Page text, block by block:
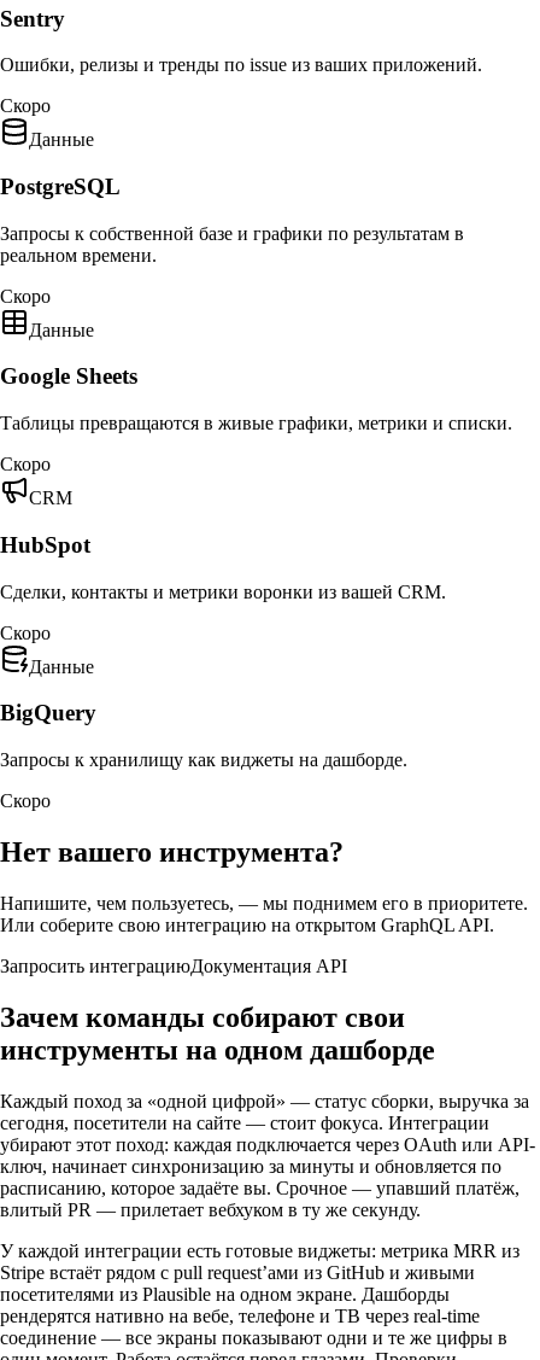
Sentry
Ошибки, релизы и тренды по issue из ваших приложений.
Скоро
Данные
PostgreSQL
Запросы к собственной базе и графики по результатам в
реальном времени.
Скоро
Данные
Google Sheets
Таблицы превращаются в живые графики, метрики и списки.
Скоро
CRM
HubSpot
Сделки, контакты и метрики воронки из вашей CRM.
Скоро
Данные
BigQuery
Запросы к хранилищу как виджеты на дашборде.
Скоро
Нет вашего инструмента?
Напишите, чем пользуетесь, — мы поднимем его в приоритете.
Или соберите свою интеграцию на открытом GraphQL API.
Запросить интеграциюДокументация API
Зачем команды собирают свои
инструменты на одном дашборде
Каждый поход за «одной цифрой» — статус сборки, выручка за
сегодня, посетители на сайте — стоит фокуса. Интеграции
убирают этот поход: каждая подключается через OAuth или API-
ключ, начинает синхронизацию за минуты и обновляется по
расписанию, которое задаёте вы. Срочное — упавший платёж,
влитый PR — прилетает вебхуком в ту же секунду.
У каждой интеграции есть готовые виджеты: метрика MRR из
Stripe встаёт рядом с pull request’ами из GitHub и живыми
посетителями из Plausible на одном экране. Дашборды
рендерятся нативно на вебе, телефоне и ТВ через real-time
соединение — все экраны показывают одни и те же цифры в